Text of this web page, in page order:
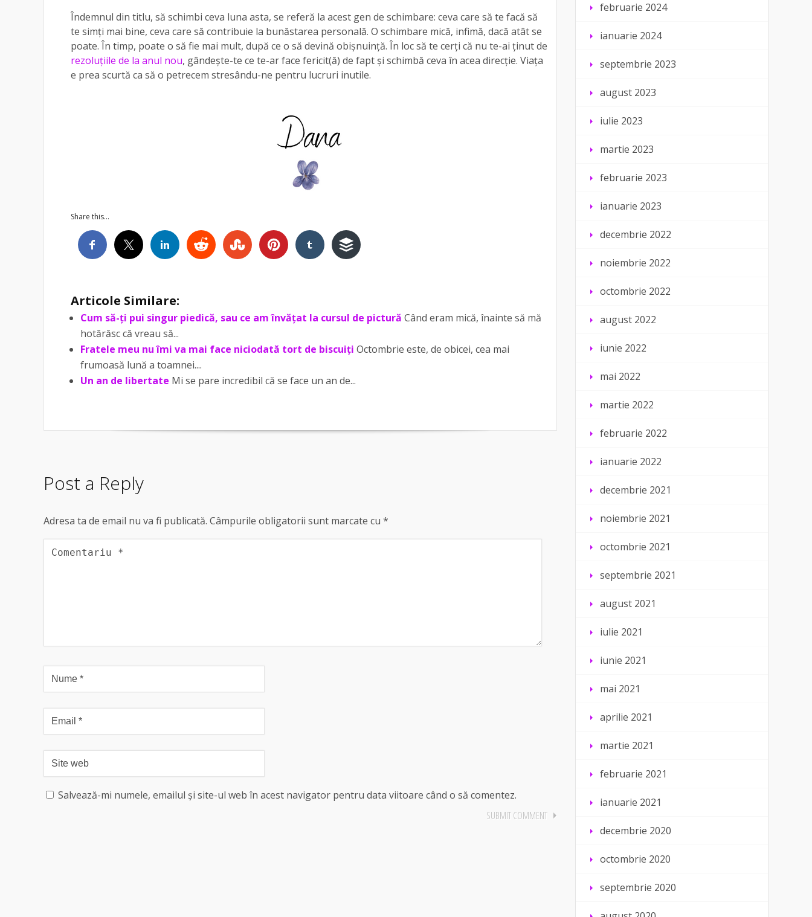
Îndemnul din titlu, să schimbi ceva luna asta, se referă la acest gen de schimbare: ceva care să te facă să
te simți mai bine, ceva care să contribuie la bunăstarea personală. O schimbare mică, infimă, dacă atât se
poate. În timp, poate o să fie mai mult, după ce o să devină obișnuință. În loc să te cerți că nu te-ai ținut de
rezoluțiile de la anul nou, gândește-te ce te-ar face fericit(ă) de fapt și schimbă ceva în acea direcție. Viața
e prea scurtă ca să o petrecem stresându-ne pentru lucruri inutile.
Share this...
Articole Similare:
Cum să-ți pui singur piedică, sau ce am învățat la cursul de pictură Când eram mică, înainte să mă
hotărăsc că vreau să...
Fratele meu nu îmi va mai face niciodată tort de biscuiți Octombrie este, de obicei, cea mai
frumoasă lună a toamnei....
Un an de libertate Mi se pare incredibil că se face un an de...
Post a Reply
Adresa ta de email nu va fi publicată. Câmpurile obligatorii sunt marcate cu *
Salvează-mi numele, emailul și site-ul web în acest navigator pentru data viitoare când o să comentez.
februarie 2024
ianuarie 2024
septembrie 2023
august 2023
iulie 2023
martie 2023
februarie 2023
ianuarie 2023
decembrie 2022
noiembrie 2022
octombrie 2022
august 2022
iunie 2022
mai 2022
martie 2022
februarie 2022
ianuarie 2022
decembrie 2021
noiembrie 2021
octombrie 2021
septembrie 2021
august 2021
iulie 2021
iunie 2021
mai 2021
aprilie 2021
martie 2021
februarie 2021
ianuarie 2021
decembrie 2020
octombrie 2020
septembrie 2020